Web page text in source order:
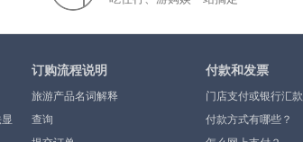
订购流程说明
旅游产品名词解释
查询
付款和发票
门店支付或银行汇款
付款方式有哪些？